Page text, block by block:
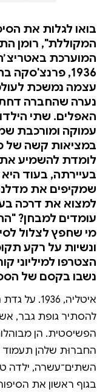
בואו לגלות את
המקוללת", רומן
המוערכת
1936,
עצמה נמשכת
נערה שהחברה
האפלים. שתי
עמוקה ומורכבת
במציאות קשה של
לומדת להשמיע את
בעיירתה, בעוד
שמקיפים את
למצוא את דרכה
עומדים למבחן?
מי שחפץ לצלול
ונשיות על רקע
הצטרפו למיליוני
נשבו בקסם של הספר
איטליה,
להסתיר גופת גבר,
הפשיסטית. הן
החברוּת שלהן
השתים־עשרה, ילדה
בגוף ראשון את